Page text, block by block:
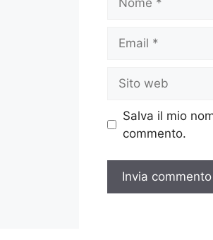
web
Salva il mio
commento.